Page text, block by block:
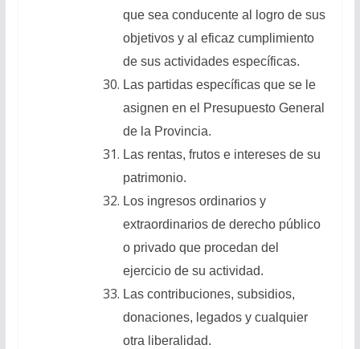
que sea conducente al logro de sus
objetivos y al eficaz cumplimiento
de sus actividades específicas.
Las partidas específicas que se le
asignen en el Presupuesto General
de la Provincia.
Las rentas, frutos e intereses de su
patrimonio.
Los ingresos ordinarios y
extraordinarios de derecho público
o privado que procedan del
ejercicio de su actividad.
Las contribuciones, subsidios,
donaciones, legados y cualquier
otra liberalidad.